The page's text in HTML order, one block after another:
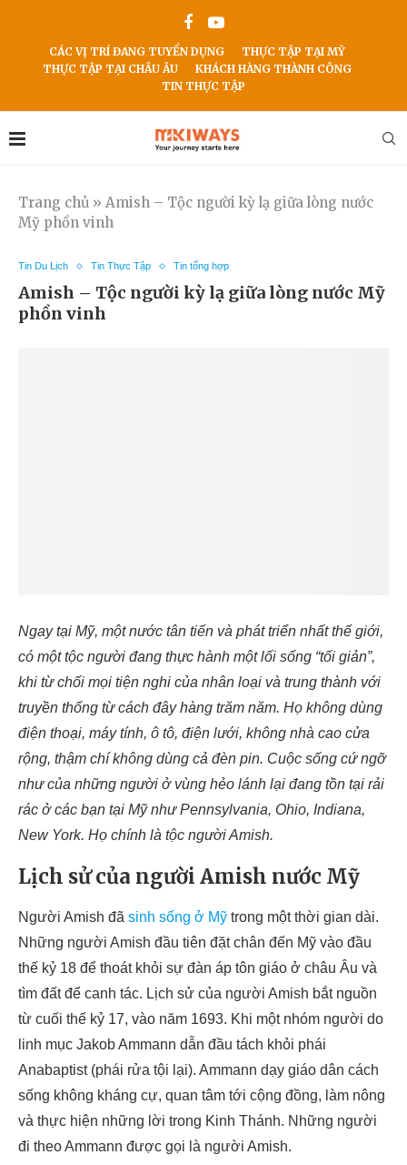
CÁC VỊ TRÍ ĐANG TUYỂN DỤNG
THỰC TẬP TẠI MỸ
THỰC TẬP TẠI CHÂU ÂU
KHÁCH HÀNG THÀNH CÔNG
TIN THỰC TẬP
Trang chủ » Amish – Tộc người kỳ lạ giữa lòng nước
Mỹ phồn vinh
Tin Du Lịch Tin Thực Tập Tin tổng hợp
Amish – Tộc người kỳ lạ giữa lòng nước Mỹ
phồn vinh
Ngay tại Mỹ, một nước tân tiến và phát triển nhất thế giới,
có một tộc người đang thực hành một lối sống “tối giản”,
khi từ chối mọi tiện nghi của nhân loại và trung thành với
truyền thống từ cách đây hàng trăm năm. Họ không dùng
điện thoại, máy tính, ô tô, điện lưới, không nhà cao cửa
rộng, thậm chí không dùng cả đèn pin. Cuộc sống cứ ngỡ
như của những người ở vùng hẻo lánh lại đang tồn tại rải
rác ở các bạn tại Mỹ như Pennsylvania, Ohio, Indiana,
New York. Họ chính là tộc người Amish.
Lịch sử của người Amish nước Mỹ
Người Amish đã sinh sống ở Mỹ trong một thời gian dài.
Những người Amish đầu tiên đặt chân đến Mỹ vào đầu
thế kỷ 18 để thoát khỏi sự đàn áp tôn giáo ở châu Âu và
tìm đất để canh tác. Lịch sử của người Amish bắt nguồn
từ cuối thế kỷ 17, vào năm 1693. Khi một nhóm người do
linh mục Jakob Ammann dẫn đầu tách khỏi phái
Anabaptist (phái rửa tội lại). Ammann dạy giáo dân cách
sống không kháng cự, quan tâm tới cộng đồng, làm nông
và thực hiện những lời trong Kinh Thánh. Những người
đi theo Ammann được gọi là người Amish.